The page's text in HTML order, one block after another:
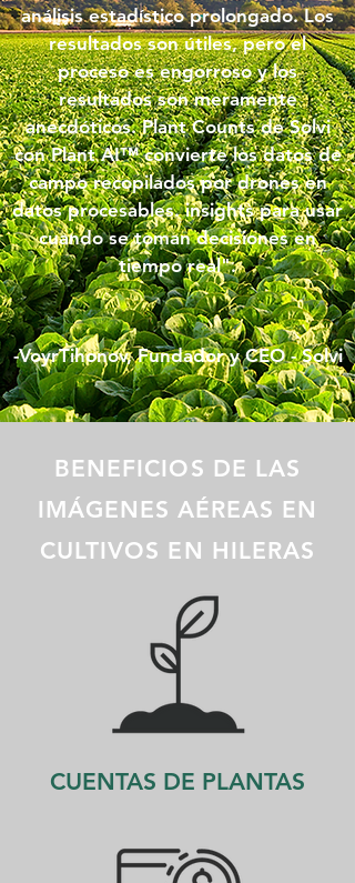
análisis estadístico prolongado. Los
resultados son útiles, pero el
proceso es engorroso y los
resultados son meramente
anecdóticos. Plant Counts de Solvi
con Plant AI™ convierte los datos de
campo recopilados por drones en
datos procesables. insights para usar
cuando se toman decisiones en
tiempo real".
-VoyrTihonov, Fundador y CEO - Solvi
BENEFICIOS DE LAS
IMÁGENES AÉREAS EN
CULTIVOS EN HILERAS
CUENTAS DE PLANTAS